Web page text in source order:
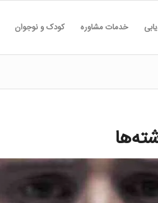
خدمات مشاوره کودک و نوجوان